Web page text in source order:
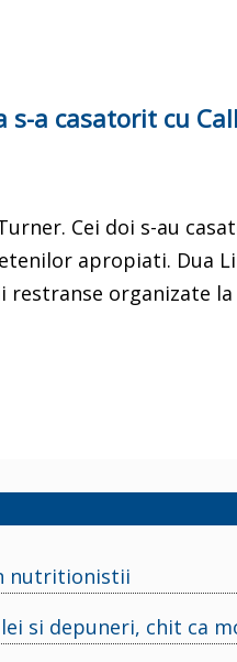
a casatorit cu
Cei doi s-au
apropiati. Dua
organizate la
nutritionistii
si depuneri, chit ca